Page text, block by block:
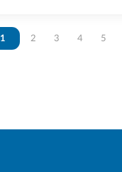
Vous êtes sur la page
1 Vous êtes sur la page
2 Vous êtes sur la
3 Vous êtes
4 Vous
5